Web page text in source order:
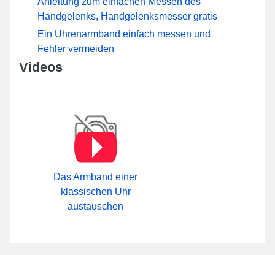
Handgelenks, Handgelenksmesser gratis
Ein Uhrenarmband einfach messen und
Fehler vermeiden
Videos
Das Armband einer
klassischen Uhr
austauschen